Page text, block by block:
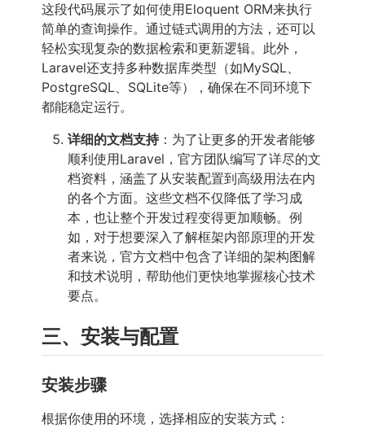
这段代码展示了如何使用Eloquent ORM来执行
简单的查询操作。通过链式调用的方法，还可以
轻松实现复杂的数据检索和更新逻辑。此外，
Laravel还支持多种数据库类型（如MySQL、
PostgreSQL、SQLite等），确保在不同环境下
都能稳定运行。
详细的文档支持：为了让更多的开发者能够
顺利使用Laravel，官方团队编写了详尽的文
档资料，涵盖了从安装配置到高级用法在内
的各个方面。这些文档不仅降低了学习成
本，也让整个开发过程变得更加顺畅。例
如，对于想要深入了解框架内部原理的开发
者来说，官方文档中包含了详细的架构图解
和技术说明，帮助他们更快地掌握核心技术
要点。
三、安装与配置
安装步骤
根据你使用的环境，选择相应的安装方式：